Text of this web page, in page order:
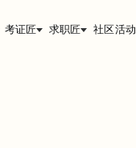
考证匠 求职匠 社区活动